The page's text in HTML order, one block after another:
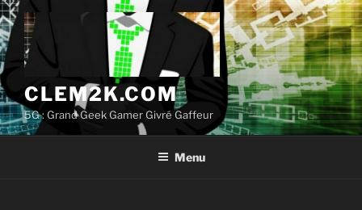
Aller
au
contenu
principal
CLEM2K.COM
5G : Grand Geek Gamer Givré Gaffeur
Menu